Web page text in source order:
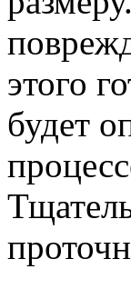
этого
будет